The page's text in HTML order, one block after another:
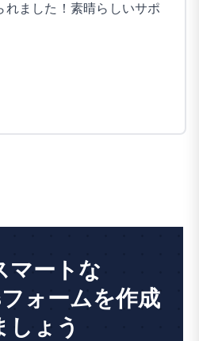
れました！素晴らしいサポ
マートな
ォームを作成
しょう